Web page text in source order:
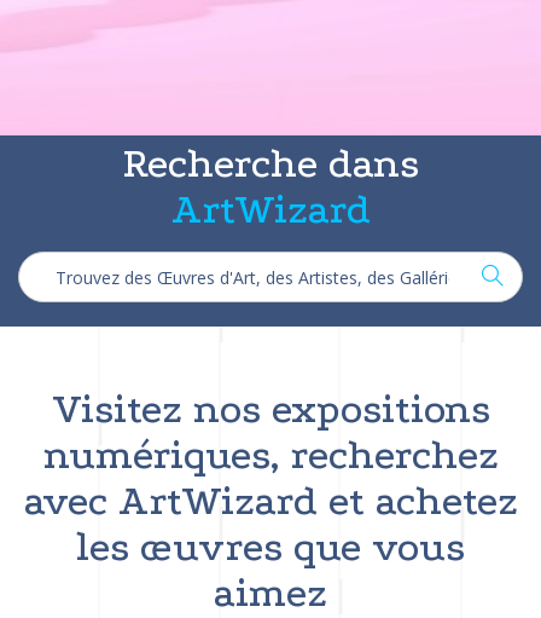
Recherche dans
ArtWizard
Visitez nos expositions
numériques, recherchez
avec ArtWizard et achetez
les œuvres que vous
aimez